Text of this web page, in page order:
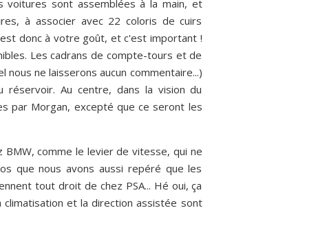
voitures sont assemblées à la main, et
à associer avec 22 coloris de cuirs
donc à votre goût, et c'est important !
Les cadrans de compte-tours et de
ne laisserons aucun commentaire...)
Au centre, dans la vision du
par Morgan, excepté que ce seront les
comme le levier de vitesse, qui ne
que nous avons aussi repéré que les
tout droit de chez PSA... Hé oui, ça
et la direction assistée sont